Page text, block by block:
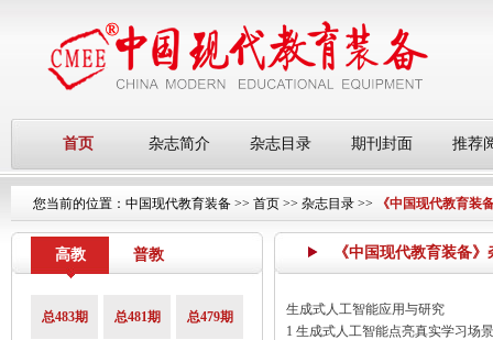
首页 杂志简介 杂志目录 期刊封面 推荐
您当前的位置： 中国现代教育装备 >> 首页 >> 杂志目录 >> 《中国现代教育装
高教 普教
总483期 总481期 总479期
《中国现代教育装备》
生成式人工智能应用与研究
1 生成式人工智能点亮真实学习场景